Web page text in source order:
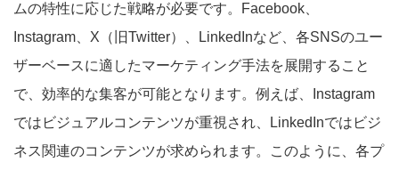
ムの特性に応じた戦略が必要です。Facebook、
Instagram、X（旧Twitter）、LinkedInなど、各SNSのユー
ザーベースに適したマーケティング手法を展開すること
で、効率的な集客が可能となります。例えば、Instagram
ではビジュアルコンテンツが重視され、LinkedInではビジ
ネス関連のコンテンツが求められます。このように、各プ